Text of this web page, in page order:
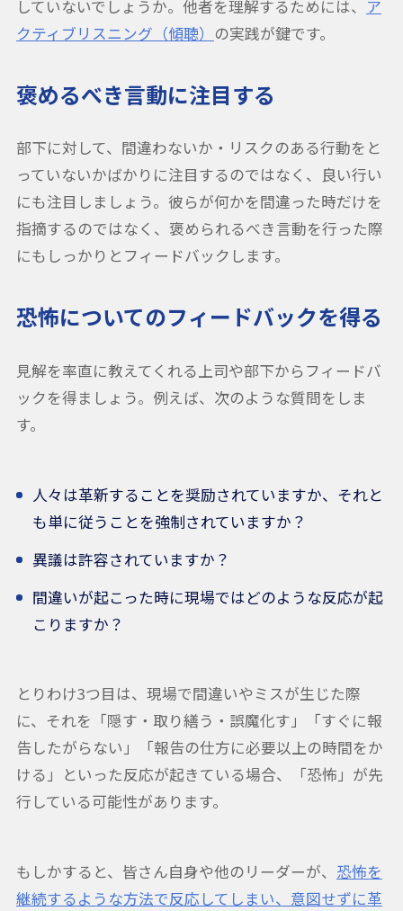
していないでしょうか。他者を理解するためには、 ア
クティブリスニング（傾聴） の実践が鍵です。
褒めるべき言動に注目する
部下に対して、間違わないか・リスクのある行動をと
っていないかばかりに注目するのではなく、良い行い
にも注目しましょう。彼らが何かを間違った時だけを
指摘するのではなく、褒められるべき言動を行った際
にもしっかりとフィードバックします。
恐怖についてのフィードバックを得る
見解を率直に教えてくれる上司や部下からフィードバ
ックを得ましょう。例えば、次のような質問をしま
す。
人々は革新することを奨励されていますか、それと
も単に従うことを強制されていますか？
異議は許容されていますか？
間違いが起こった時に現場ではどのような反応が起
こりますか？
とりわけ3つ目は、現場で間違いやミスが生じた際
に、それを「隠す・取り繕う・誤魔化す」「すぐに報
告したがらない」「報告の仕方に必要以上の時間をか
ける」といった反応が起きている場合、「恐怖」が先
行している可能性があります。
もしかすると、皆さん自身や他のリーダーが、 恐怖を
継続するような方法で反応してしまい、意図せずに革